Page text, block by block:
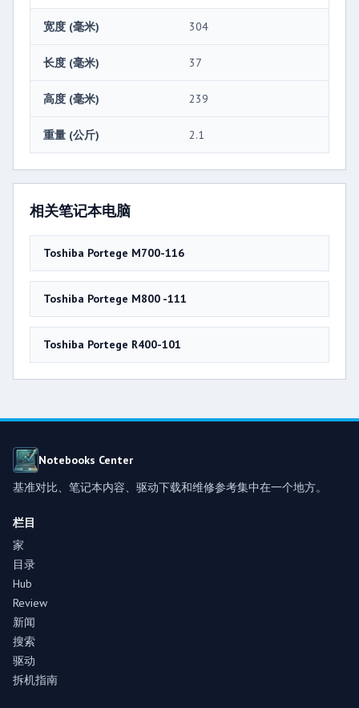
宽度 (毫米) 304
长度 (毫米) 37
高度 (毫米) 239
重量 (公斤) 2.1
相关笔记本电脑
Toshiba Portege M700-116
Toshiba Portege M800 -111
Toshiba Portege R400-101
Notebooks Center
基准对比、笔记本内容、驱动下载和维修参考集中在一个地方。
栏目
家
目录
Hub
Review
新闻
搜索
驱动
拆机指南